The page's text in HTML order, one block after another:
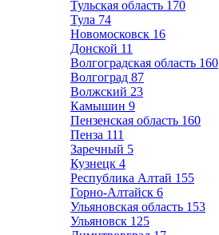
Тульская область 170
Тула 74
Новомосковск 16
Донской 11
Волгоградская область 160
Волгоград 87
Волжский 23
Камышин 9
Пензенская область 160
Пенза 111
Заречный 5
Кузнецк 4
Республика Алтай 155
Горно-Алтайск 6
Ульяновская область 153
Ульяновск 125